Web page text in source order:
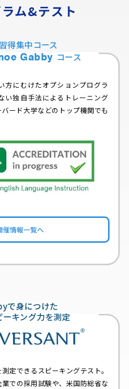
ム&テスト
得集中コース
Gabby コース
方にむけたオプションプログラ
い独自手法によるトレーニング
ード大学などのトップ機関でも
催情報一覧へ
で身につけた
ーキング力を測定
定できるスピーキングテスト。
での採用試験や、米国防総省な